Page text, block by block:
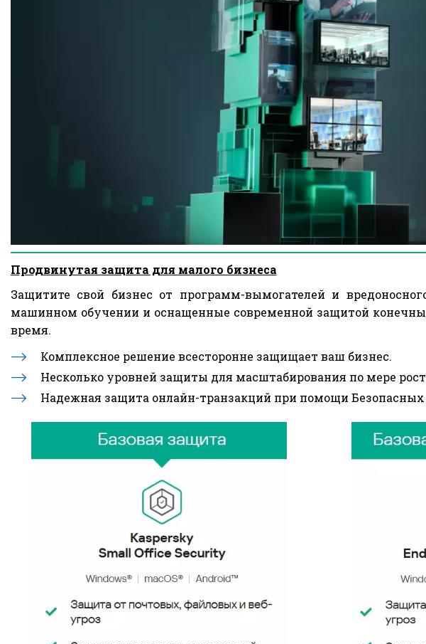
Продвинутая защита для малого бизнеса
Защитите свой бизнес от программ-вымогателей и
машинном обучении и оснащенные современной защитой
время.
Комплексное решение всесторонне защищает ваш бизнес.
Несколько уровней защиты для масштабирования по мере
Надежная защита онлайн-транзакций при помощи